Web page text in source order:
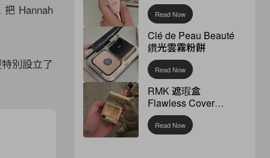
把 Hannah
別設立了
Read Now
Clé de Peau Beauté
鑽光雲霧粉餅
Read Now
RMK 遮瑕盒
Flawless Cover
Concealer
Read Now